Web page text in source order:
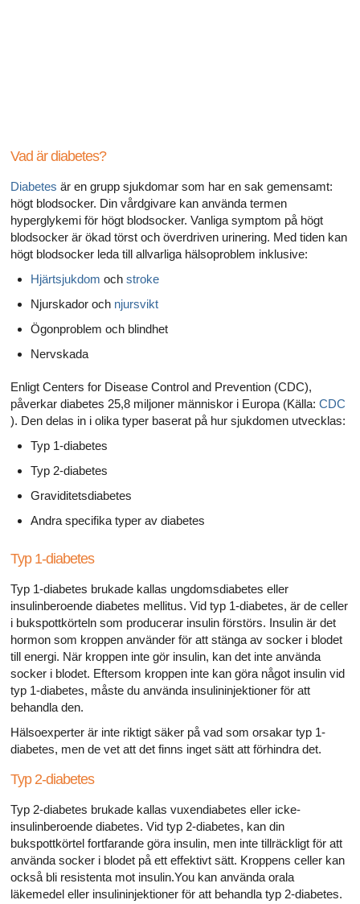
Alla artiklar om depression och erektil dysfunktion
Alla artiklar om lupus
Vad är diabetes?
Diabetes är en grupp sjukdomar som har en sak gemensamt:
högt blodsocker. Din vårdgivare kan använda termen
hyperglykemi för högt blodsocker. Vanliga symptom på högt
blodsocker är ökad törst och överdriven urinering. Med tiden kan
högt blodsocker leda till allvarliga hälsoproblem inklusive:
Hjärtsjukdom och stroke
Njurskador och njursvikt
Ögonproblem och blindhet
Nervskada
Enligt Centers for Disease Control and Prevention (CDC),
påverkar diabetes 25,8 miljoner människor i Europa (Källa: CDC
). Den delas in i olika typer baserat på hur sjukdomen utvecklas:
Typ 1-diabetes
Typ 2-diabetes
Graviditetsdiabetes
Andra specifika typer av diabetes
Typ 1-diabetes
Typ 1-diabetes brukade kallas ungdomsdiabetes eller
insulinberoende diabetes mellitus. Vid typ 1-diabetes, är de celler
i bukspottkörteln som producerar insulin förstörs. Insulin är det
hormon som kroppen använder för att stänga av socker i blodet
till energi. När kroppen inte gör insulin, kan det inte använda
socker i blodet. Eftersom kroppen inte kan göra något insulin vid
typ 1-diabetes, måste du använda insulininjektioner för att
behandla den.
Hälsoexperter är inte riktigt säker på vad som orsakar typ 1-
diabetes, men de vet att det finns inget sätt att förhindra det.
Typ 2-diabetes
Typ 2-diabetes brukade kallas vuxendiabetes eller icke-
insulinberoende diabetes. Vid typ 2-diabetes, kan din
bukspottkörtel fortfarande göra insulin, men inte tillräckligt för att
använda socker i blodet på ett effektivt sätt. Kroppens celler kan
också bli resistenta mot insulin.You kan använda orala
läkemedel eller insulininjektioner för att behandla typ 2-diabetes.